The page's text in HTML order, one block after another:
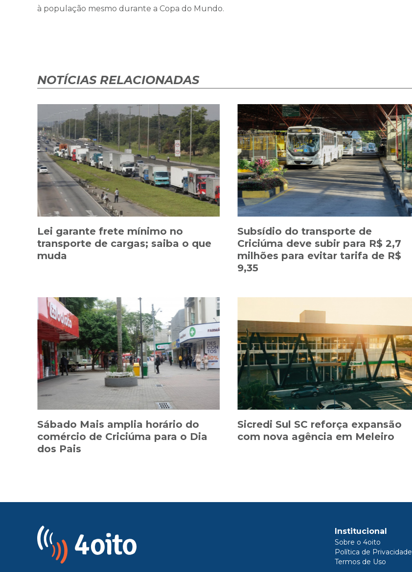
à população mesmo durante a Copa do Mundo.
NOTÍCIAS RELACIONADAS
Lei garante frete mínimo no
transporte de cargas; saiba o que
muda
Subsídio do transporte de
Criciúma deve subir para R$ 2,7
milhões para evitar tarifa de R$
9,35
Sábado Mais amplia horário do
comércio de Criciúma para o Dia
dos Pais
Sicredi Sul SC reforça expansão
com nova agência em Meleiro
Institucional
Sobre o 4oito
Política de Privacidade
Termos de Uso